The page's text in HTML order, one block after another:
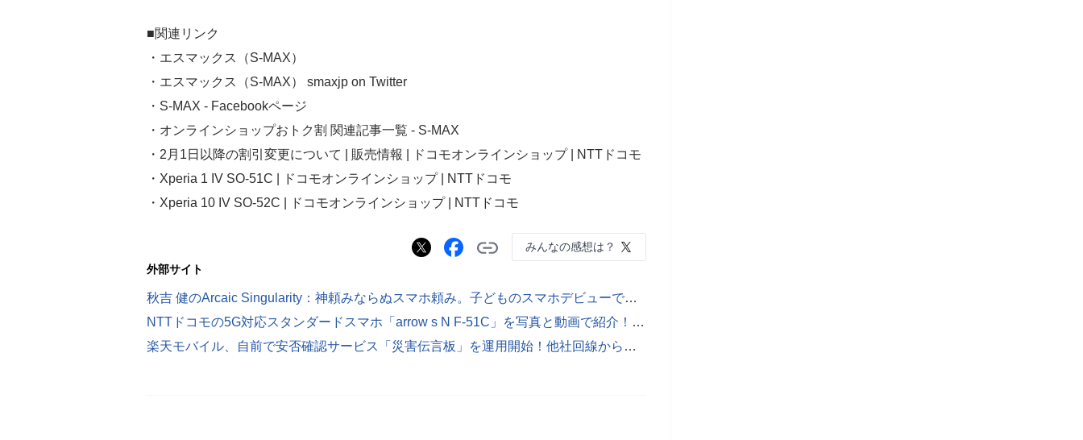
■関連リンク
・エスマックス（S-MAX）
・エスマックス（S-MAX） smaxjp on Twitter
・S-MAX - Facebookページ
・オンラインショップおトク割 関連記事一覧 - S-MAX
・ 2月1日以降の割引変更について | 販売情報 | ドコモオンラインショップ | NTTドコモ
・ Xperia 1 IV SO-51C | ドコモオンラインショップ | NTTドコモ
・ Xperia 10 IV SO-52C | ドコモオンラインショップ | NTTドコモ
みんなの感想は？
外部サイト
秋吉 健のArcaic Singularity：神頼みならぬスマホ頼み。子どものスマホデビューで保護者が抱える悩みからモバイルリテラシーを考える【コラム】
NTTドコモの5G対応スタンダードスマホ「arrow s N F-51C」を写真と動画で紹介！環境に配慮したサステナブル機でサポート期間も充実【レポート】
楽天モバイル、自前で安否確認サービス「災害伝言板」を運用開始！他社回線からも利用可能。楽天回線でもデータ通信の利用量にカウント